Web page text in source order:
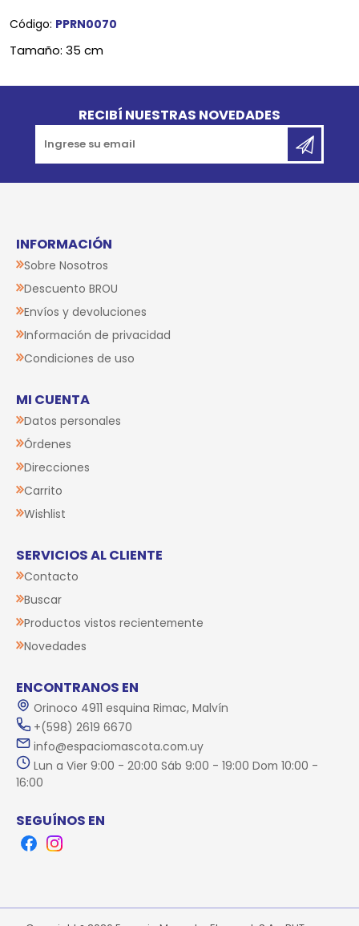
Código: PPRN0070
Tamaño: 35 cm
RECIBÍ NUESTRAS NOVEDADES
INFORMACIÓN
Sobre Nosotros
Descuento BROU
Envíos y devoluciones
Información de privacidad
Condiciones de uso
MI CUENTA
Datos personales
Órdenes
Direcciones
Carrito
Wishlist
SERVICIOS AL CLIENTE
Contacto
Buscar
Productos vistos recientemente
Novedades
ENCONTRANOS EN
Orinoco 4911 esquina Rimac, Malvín
+(598) 2619 6670
info@espaciomascota.com.uy
Lun a Vier 9:00 - 20:00 Sáb 9:00 - 19:00 Dom 10:00 -
16:00
SEGUÍNOS EN
FacebookInstagram